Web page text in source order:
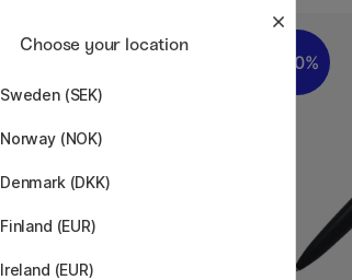
20%
Choose your location
Sweden (SEK)
Norway (NOK)
Denmark (DKK)
Finland (EUR)
Ireland (EUR)